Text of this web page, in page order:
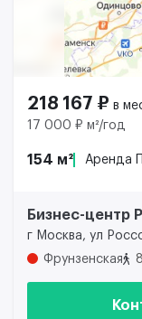
218 167 ₽ в
17 000 ₽ м²/год
154 м² Аренда
Бизнес-центр
г Москва, ул
Фрунзенская